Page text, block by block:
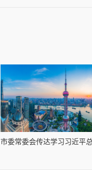
市委常委会传达学习习近平